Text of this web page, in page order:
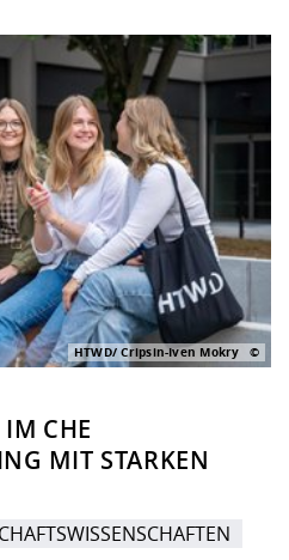
CHE
MIT STARKEN
HTWD/ Cripsin-Iven Mokry